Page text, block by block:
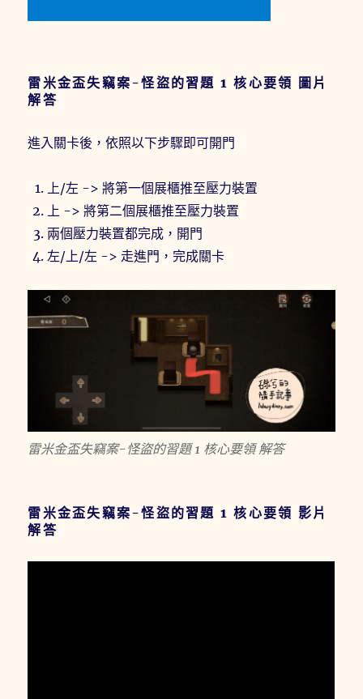
雷米金盃失竊案-怪盜的習題 1 核心要領 圖片
解答
進入關卡後，依照以下步驟即可開門
上/左 -> 將第一個展櫃推至壓力裝置
上 -> 將第二個展櫃推至壓力裝置
兩個壓力裝置都完成，開門
左/上/左 -> 走進門，完成關卡
雷米金盃失竊案-怪盜的習題 1 核心要領 解答
雷米金盃失竊案-怪盜的習題 1 核心要領 影片
解答